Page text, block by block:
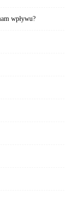
wpływu?